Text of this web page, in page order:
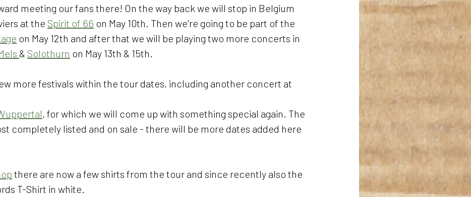
meeting our fans there! On the way back we will stop in Belgium
at the Spirit of 66 on May 10th. Then we're going to be part of the
on May 12th and after that we will be playing two more concerts in
& Solothurn on May 13th & 15th.
more festivals within the tour dates, including another concert at
, for which we will come up with something special again. The
completely listed and on sale - there will be more dates added here
there are now a few shirts from the tour and since recently also the
T-Shirt in white.